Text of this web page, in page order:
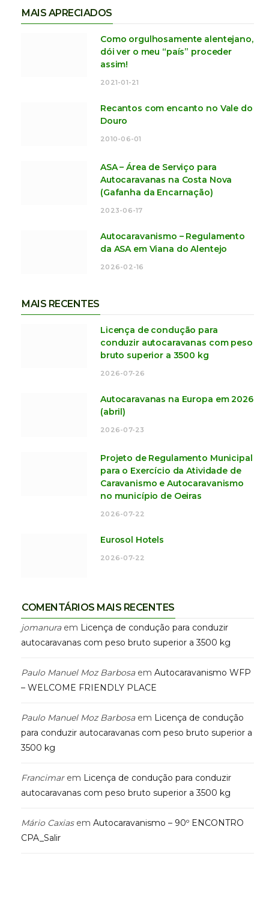
MAIS APRECIADOS
Como orgulhosamente alentejano,
dói ver o meu “país” proceder
assim!
2021-01-21
Recantos com encanto no Vale do
Douro
2010-06-01
ASA – Área de Serviço para
Autocaravanas na Costa Nova
(Gafanha da Encarnação)
2023-06-17
Autocaravanismo – Regulamento
da ASA em Viana do Alentejo
2026-02-16
MAIS RECENTES
Licença de condução para
conduzir autocaravanas com peso
bruto superior a 3500 kg
2026-07-26
Autocaravanas na Europa em 2026
(abril)
2026-07-23
Projeto de Regulamento Municipal
para o Exercício da Atividade de
Caravanismo e Autocaravanismo
no município de Oeiras
2026-07-22
Eurosol Hotels
2026-07-22
COMENTÁRIOS MAIS RECENTES
jomanuraem Licença de condução para conduzir
autocaravanas com peso bruto superior a 3500 kg
Paulo Manuel Moz Barbosaem Autocaravanismo WFP
– WELCOME FRIENDLY PLACE
Paulo Manuel Moz Barbosaem Licença de condução
para conduzir autocaravanas com peso bruto superior a
3500 kg
Francimarem Licença de condução para conduzir
autocaravanas com peso bruto superior a 3500 kg
Mário Caxiasem Autocaravanismo – 90º ENCONTRO
CPA_Salir